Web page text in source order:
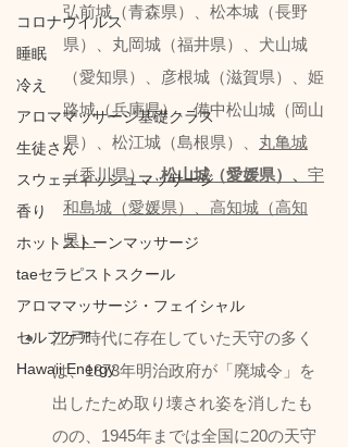
コロナウイルス
睡眠
冷え
アロママッサージ基礎クラス
生徒さん
スウェディッシュマッサージ
香り
ホットストーンマッサージ
taeセラピストスクール
アロママッサージ・フェイシャル
セルフケア
Hawaii Energy
弘前城（青森県）、松本城（長野
県）、丸岡城（福井県）、犬山城
（愛知県）、彦根城（滋賀県）、姫
路城（兵庫県）、備中松山城（岡山
県）、松江城（島根県）、 丸亀城
（香川県）、松山城（愛媛県）、 宇
和島城（愛媛県）、高知城（高知
県）
江戸時代に存在していた天守の多く
は、1873年明治政府が「廃城令」を
出したため取り壊され姿を消したも
のの、1945年までは全国に20の天守